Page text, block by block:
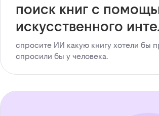
поиск книг с
искусственного
спросите ИИ какую книгу хотели бы
спросили бы у человека.